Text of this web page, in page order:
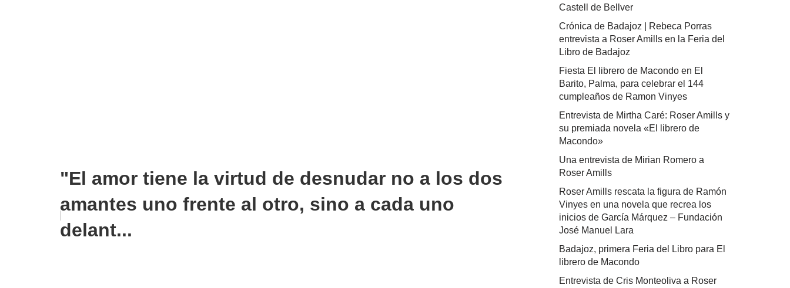
"El amor tiene la virtud de desnudar no a los dos
amantes uno frente al otro, sino a cada uno
delant...
Castell de Bellver
Crónica de Badajoz | Rebeca Porras
entrevista a Roser Amills en la Feria del
Libro de Badajoz
Fiesta El librero de Macondo en El
Barito, Palma, para celebrar el 144
cumpleaños de Ramon Vinyes
Entrevista de Mirtha Caré: Roser Amills y
su premiada novela «El librero de
Macondo»
Una entrevista de Mirian Romero a
Roser Amills
Roser Amills rescata la figura de Ramón
Vinyes en una novela que recrea los
inicios de García Márquez – Fundación
José Manuel Lara
Badajoz, primera Feria del Libro para El
librero de Macondo
Entrevista de Cris Monteoliva a Roser